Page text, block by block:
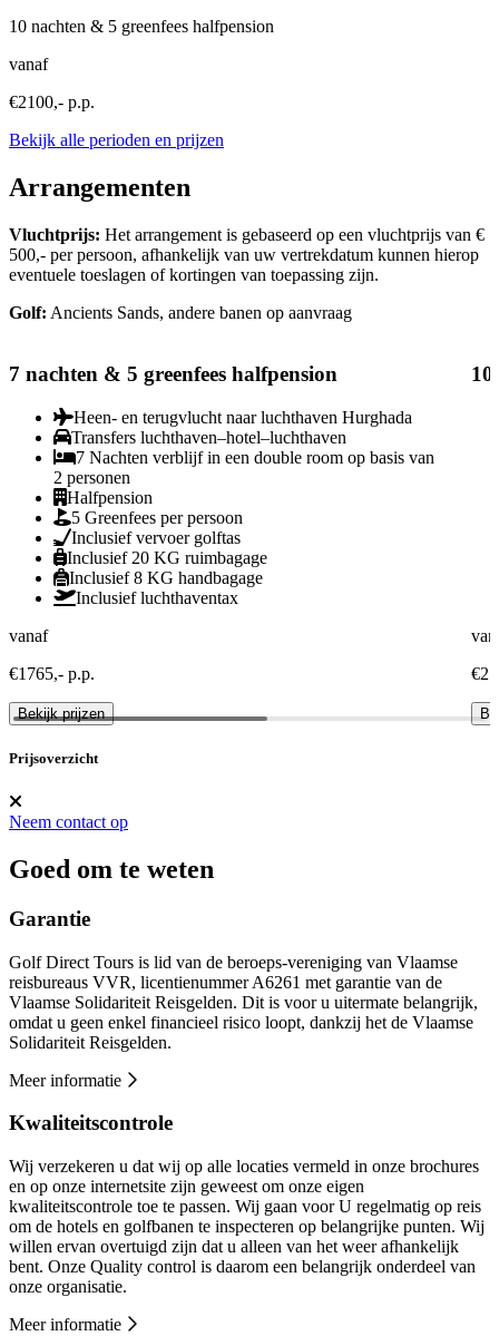
10 nachten & 5 greenfees halfpension
vanaf
€2100,- p.p.
Bekijk alle perioden en prijzen
Arrangementen
Vluchtprijs: Het arrangement is gebaseerd op een vluchtprijs van €
500,- per persoon, afhankelijk van uw vertrekdatum kunnen hierop
eventuele toeslagen of kortingen van toepassing zijn.
Golf: Ancients Sands, andere banen op aanvraag
7 nachten & 5 greenfees halfpension
Heen- en terugvlucht naar luchthaven Hurghada
Transfers luchthaven–hotel–luchthaven
7 Nachten verblijf in een double room op basis van
2 personen
Halfpension
5 Greenfees per persoon
Inclusief vervoer golftas
Inclusief 20 KG ruimbagage
Inclusief 8 KG handbagage
Inclusief luchthaventax
vanaf
€1765,- p.p.
Bekijk prijzen
10
Prijsoverzicht
Neem contact op
Goed om te weten
Garantie
Golf Direct Tours is lid van de beroeps-vereniging van Vlaamse
reisbureaus VVR, licentienummer A6261 met garantie van de
Vlaamse Solidariteit Reisgelden. Dit is voor u uitermate belangrijk,
omdat u geen enkel financieel risico loopt, dankzij het de Vlaamse
Solidariteit Reisgelden.
Meer informatie
Kwaliteitscontrole
Wij verzekeren u dat wij op alle locaties vermeld in onze brochures
en op onze internetsite zijn geweest om onze eigen
kwaliteitscontrole toe te passen. Wij gaan voor U regelmatig op reis
om de hotels en golfbanen te inspecteren op belangrijke punten. Wij
willen ervan overtuigd zijn dat u alleen van het weer afhankelijk
bent. Onze Quality control is daarom een belangrijk onderdeel van
onze organisatie.
Meer informatie